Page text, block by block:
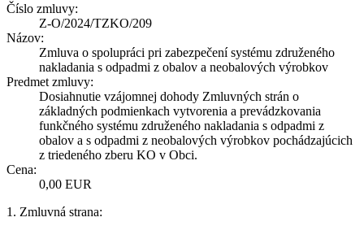
Číslo zmluvy:
Z-O/2024/TZKO/209
Názov:
Zmluva o spolupráci pri zabezpečení systému združeného
nakladania s odpadmi z obalov a neobalových výrobkov
Predmet zmluvy:
Dosiahnutie vzájomnej dohody Zmluvných strán o
základných podmienkach vytvorenia a prevádzkovania
funkčného systému združeného nakladania s odpadmi z
obalov a s odpadmi z neobalových výrobkov pochádzajúcich
z triedeného zberu KO v Obci.
Cena:
0,00 EUR
1. Zmluvná strana: